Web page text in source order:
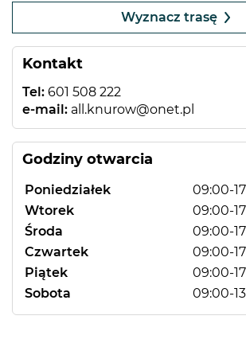
Kontakt
Tel: 601 508 222
e-mail: all.knurow@onet.pl
Godziny otwarcia
Poniedziałek
09:00-
Wtorek
09:00-
Środa
09:00-
Czwartek
09:00-
Piątek
09:00-
Sobota
09:00-
−
Wyznacz trasę